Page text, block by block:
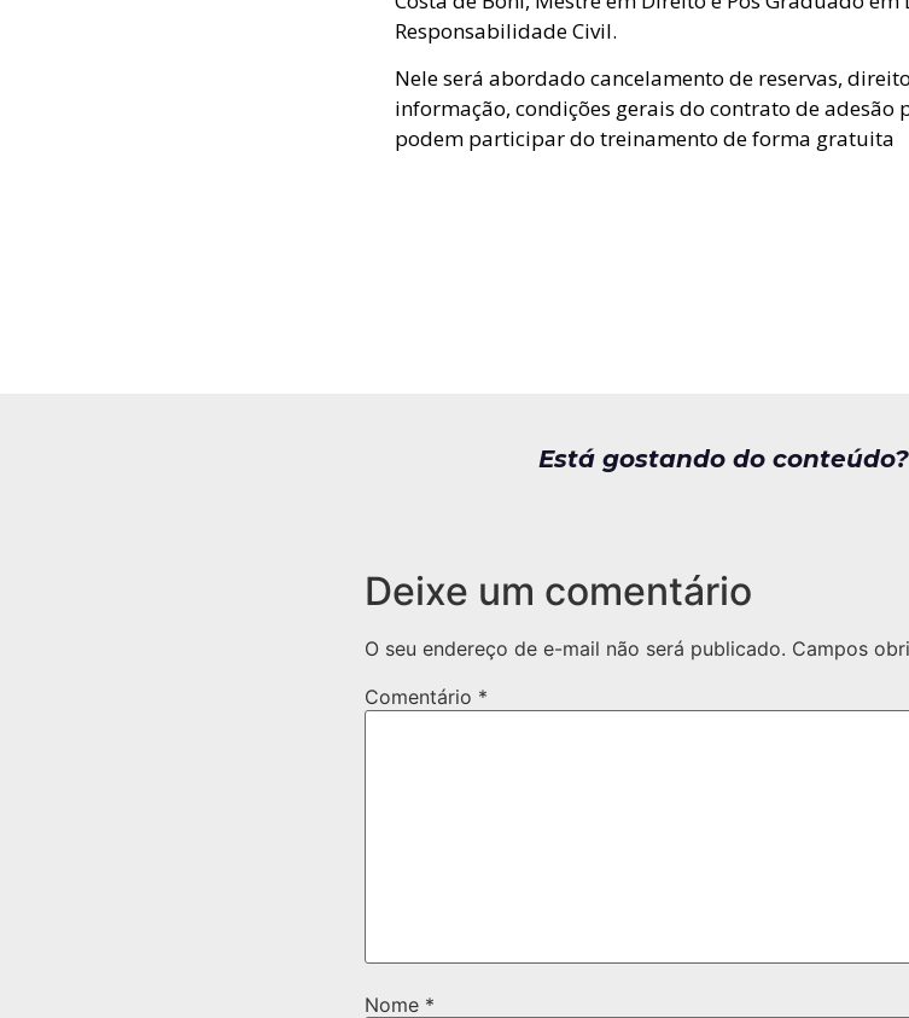
Responsabilidade Civil.
Nele será abordado cancelamento de reservas,
informação, condições gerais do contrato de adesão
podem participar do treinamento de forma gratuita
Está gostando do
Deixe um comentário
O seu endereço de e-mail não será publicado. Campos
Comentário *
Nome *